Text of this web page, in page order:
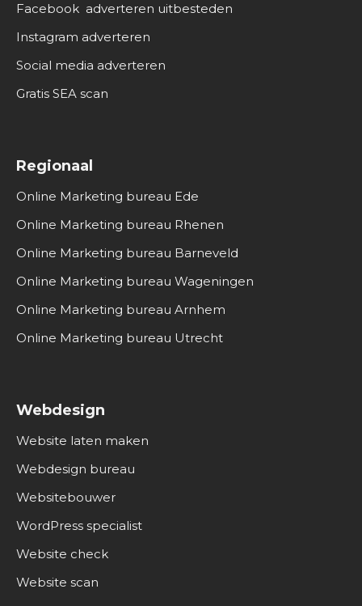
Facebook adverteren uitbesteden
Instagram adverteren
Social media adverteren
Gratis SEA scan
Regionaal
Online Marketing bureau Ede
Online Marketing bureau Rhenen
Online Marketing bureau Barneveld
Online Marketing bureau Wageningen
Online Marketing bureau Arnhem
Online Marketing bureau Utrecht
Webdesign
Website laten maken
Webdesign bureau
Websitebouwer
WordPress specialist
Website check
Website scan